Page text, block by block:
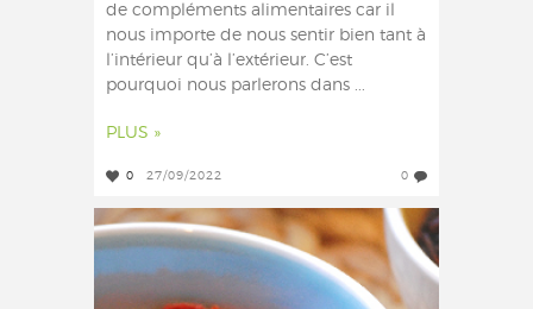
de compléments alimentaires car il
nous importe de nous sentir bien tant à
l’intérieur qu’à l’extérieur. C’est
pourquoi nous parlerons dans ...
PLUS »
0 27/09/2022 0